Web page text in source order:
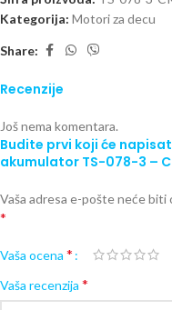
Kategorija: Motori za decu
Share:
Recenzije
Još nema komentara.
Budite prvi koji će
akumulator TS-078-3 –
Vaša adresa e-pošte neće biti
*
Vaša ocena *
Vaša recenzija *